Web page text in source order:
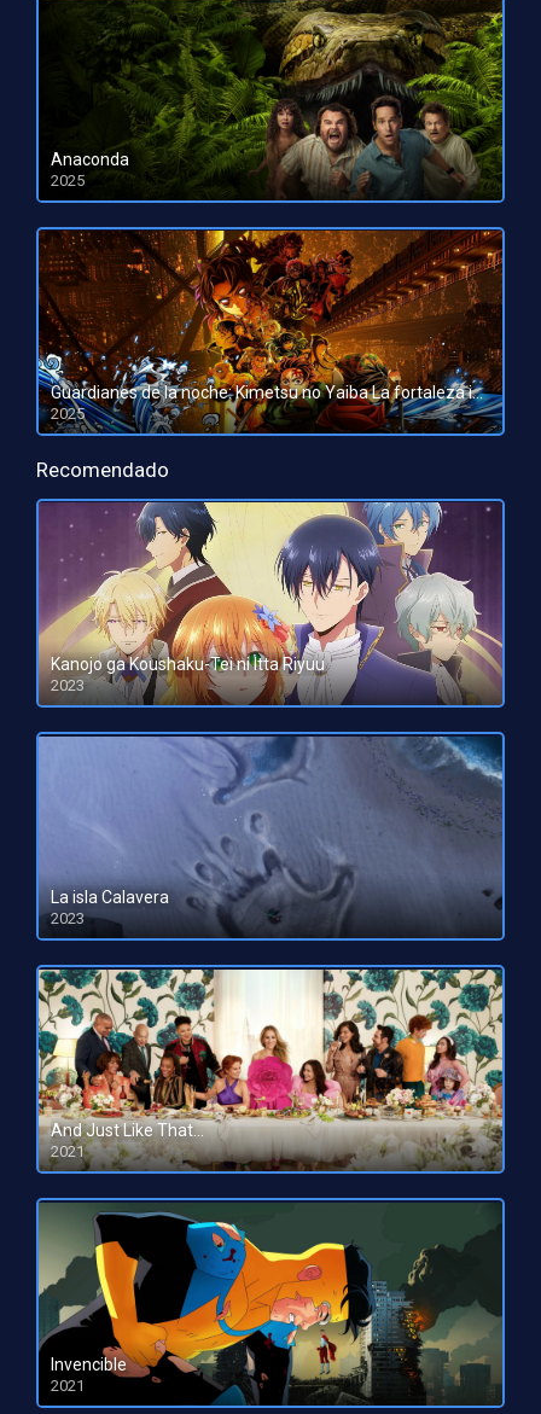
Anaconda
2025
HD 1080pHD 720p
Guardianes de la noche: Kimetsu no Yaiba La fortaleza infinita
2025
HD 1080pHD 720p
Recomendado
Kanojo ga Koushaku-Tei ni Itta Riyuu
2023
HD 1080pHD 720p
La isla Calavera
2023
HD 1080pHD 720p
And Just Like That…
2021
HD 1080pHD 720p
Invencible
2021
HD 1080pHD 720p